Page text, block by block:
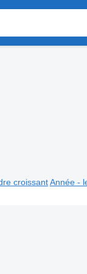
croissant Année -